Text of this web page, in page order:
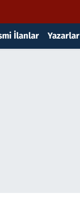
İlanlar Yazarlar